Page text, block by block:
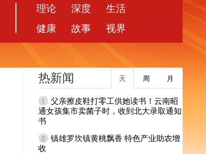
理论 深度
生活
健康
故事 视界
热新闻 月
周
天
1
父亲擦皮鞋打零工供她读书！云南昭
通女孩集市卖菌子时，收到北大录取通知
书
2 镇雄罗坎镇黄桃飘香 特色产业助农增
收